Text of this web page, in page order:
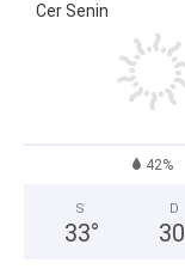
Cer Senin
42%
S
33°
D
30